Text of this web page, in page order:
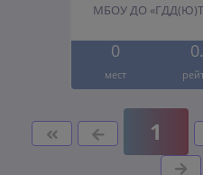
МБОУ ДО «ГДД(Ю)Т
0
мест
1